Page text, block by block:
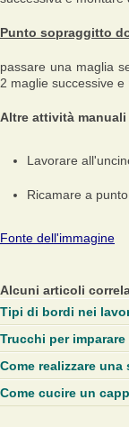
Punto sopraggitto
passare una maglia
2 maglie successive
Altre attività
Lavorare
Ricamare a
Fonte dell'immagine
Alcuni articoli
Tipi di bordi nei
Trucchi per
Come realizzare una
Come cucire un